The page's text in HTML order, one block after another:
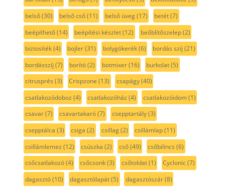
belső(30) belső cső(11) belső üveg(17) betét(7)
beépíthető(14) beépítési készlet(12) beőblítőszelep(2)
biztosíték(4) bojler(31) bolygókerék(6) bordás szíj (21)
bordásszíj (7) borító(2) botmixer(16) burkolat(5)
citrusprés (3) Crispzone (13) csapágy(40)
csatlakozódoboz (4) csatlakozóház (4) csatlakozóidom(1)
csavar(7) csavartakaró(7) csepptartály(3)
csepptálca (3) csiga (2) csillag(2) csillámlap(11)
csillámlemez (12) csúszka (2) cső(49) csőbilincs (6)
csőcsatlakozó(4) csőcsonk(3) csőtoldat(1) Cyclonic(7)
dagasztó(10) dagasztólapát(5) dagasztószár(8)